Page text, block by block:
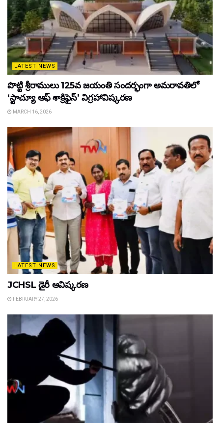
LATEST NEWS
పొట్టి శ్రీరాములు 125వ జయంతి సందర్భంగా అమరావతిలో
‘స్టాచ్యూ ఆఫ్ శాక్రిఫైస్’ విగ్రహావిష్కరణ
MARCH 16, 2026
LATEST NEWS
JCHSL డైరీ ఆవిష్కరణ
FEBRUARY 27, 2026